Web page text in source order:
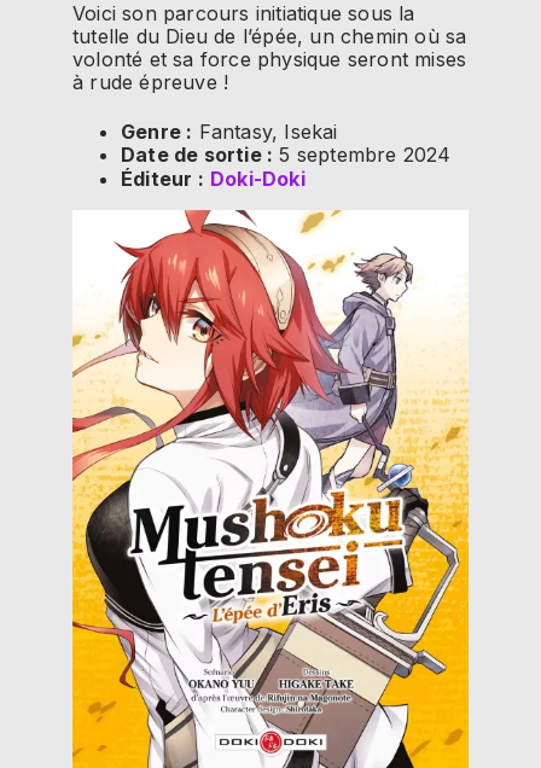
Voici son parcours initiatique sous la
tutelle du Dieu de l’épée, un chemin où sa
volonté et sa force physique seront mises
à rude épreuve !
Genre : Fantasy, Isekai
Date de sortie : 5 septembre 2024
Éditeur : Doki-Doki